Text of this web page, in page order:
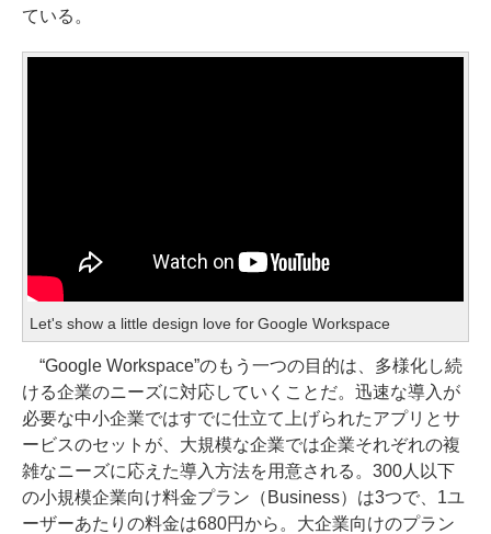
ている。
Let's show a little design love for Google Workspace
“Google Workspace”のもう一つの目的は、多様化し続
ける企業のニーズに対応していくことだ。迅速な導入が
必要な中小企業ではすでに仕立て上げられたアプリとサ
ービスのセットが、大規模な企業では企業それぞれの複
雑なニーズに応えた導入方法を用意される。300人以下
の小規模企業向け料金プラン（Business）は3つで、1ユ
ーザーあたりの料金は680円から。大企業向けのプラン